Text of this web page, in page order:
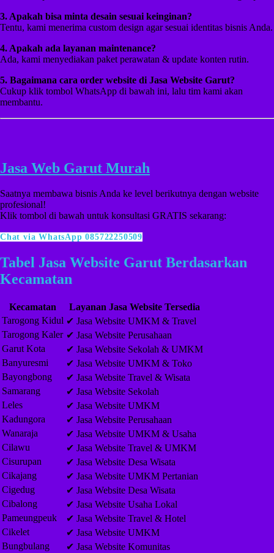
3. Apakah bisa minta desain sesuai keinginan?
Tentu, kami menerima custom design agar sesuai identitas bisnis Anda.
4. Apakah ada layanan maintenance?
Ada, kami menyediakan paket perawatan & update konten rutin.
5. Bagaimana cara order website di Jasa Website Garut?
Cukup klik tombol WhatsApp di bawah ini, lalu tim kami akan
membantu.
Jasa Web Garut Murah
Saatnya membawa bisnis Anda ke level berikutnya dengan website
profesional!
Klik tombol di bawah untuk konsultasi GRATIS sekarang:
Chat via WhatsApp 085722250509
Tabel Jasa Website Garut Berdasarkan
Kecamatan
Kecamatan
Layanan Jasa Website Tersedia
Tarogong Kidul ✔ Jasa Website UMKM & Travel
Tarogong Kaler ✔ Jasa Website Perusahaan
Garut Kota
✔ Jasa Website Sekolah & UMKM
Banyuresmi
✔ Jasa Website UMKM & Toko
Bayongbong
✔ Jasa Website Travel & Wisata
Samarang
✔ Jasa Website Sekolah
Leles
✔ Jasa Website UMKM
Kadungora
✔ Jasa Website Perusahaan
Wanaraja
✔ Jasa Website UMKM & Usaha
Cilawu
✔ Jasa Website Travel & UMKM
Cisurupan
✔ Jasa Website Desa Wisata
Cikajang
✔ Jasa Website UMKM Pertanian
Cigedug
✔ Jasa Website Desa Wisata
Cibalong
✔ Jasa Website Usaha Lokal
Pameungpeuk
✔ Jasa Website Travel & Hotel
Cikelet
✔ Jasa Website UMKM
Bungbulang
✔ Jasa Website Komunitas